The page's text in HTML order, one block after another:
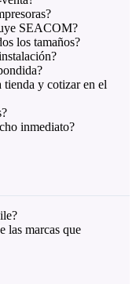
SEACOM?
los tamaños?
tienda y cotizar en el
inmediato?
las marcas que